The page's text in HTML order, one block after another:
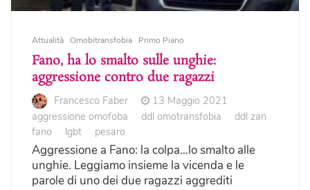
Attualità Omobitransfobia Primo Piano
Fano, ha lo smalto sulle unghie:
aggressione contro due ragazzi
Francesco Faber
13 Maggio 2021
aggressione omofoba
ddl omotransfobia
ddl zan
fano
lgbt pesaro
Aggressione a Fano: la colpa…lo smalto alle
unghie. Leggiamo insieme la vicenda e le
parole di uno dei due ragazzi aggrediti